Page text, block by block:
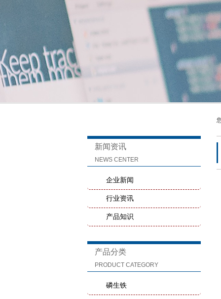
新闻资讯
NEWS CENTER
企业新闻
行业资讯
产品知识
产品分类
PRODUCT CATEGORY
磷生铁